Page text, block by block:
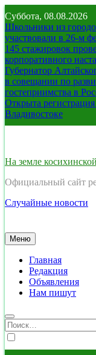
Перейти
к
содержимому
Суббота, 08.08.2026
Школьники из
участвовали в 26-м
145 стажировок
корпоративного
Губернатор
в совещании по
гостеприимства в
Открыта
Владивостоке
На земле косихинской
Официальный сайт
Случайные новости
Меню
Главная
Редакция
Объявления
Нам пишут
Найти: